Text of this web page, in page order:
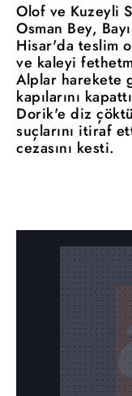
Olof ve Kuzeyli
Osman Bey,
Hisar'da teslim
ve kaleyi
Alplar harekete
kapılarını
Dorik'e diz
suçlarını itiraf
cezasını kesti.